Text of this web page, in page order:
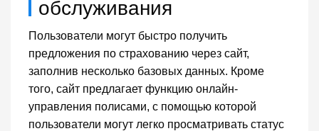
обслуживания
Пользователи могут быстро получить
предложения по страхованию через сайт,
заполнив несколько базовых данных. Кроме
того, сайт предлагает функцию онлайн-
управления полисами, с помощью которой
пользователи могут легко просматривать статус